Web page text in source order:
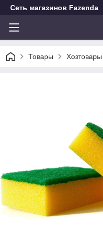
Сеть магазинов Fazenda
Товары Хозтовары